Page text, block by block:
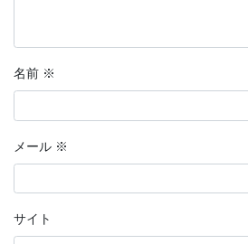
名前 ※
メール ※
サイト